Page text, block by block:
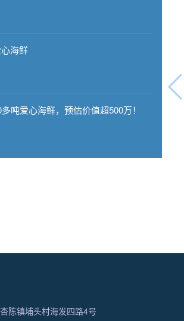
海鲜
吨爱心海鲜，预估价值超500万！
陈镇埔头村海发四路4号